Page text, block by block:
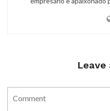
Leave